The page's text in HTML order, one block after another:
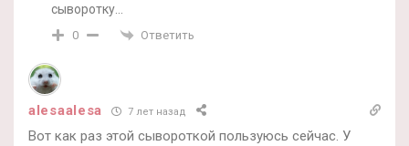
сыворотку…
0 Ответить
alesaalesa 7 лет назад
Вот как раз этой сывороткой пользуюсь сейчас. У